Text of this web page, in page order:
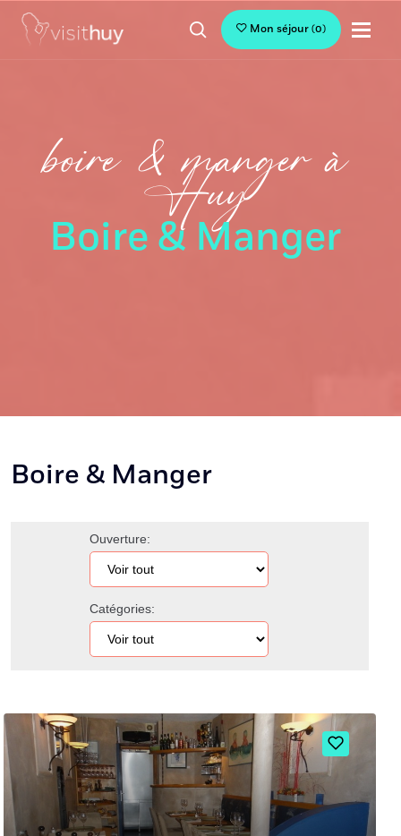
Mon séjour(0)
boire & manger à
Huy
Boire & Manger
Boire & Manger
Ouverture:
Catégories: